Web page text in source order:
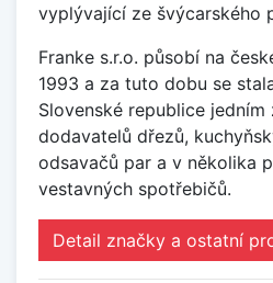
vyplývající ze švýcarského
Franke s.r.o. působí na
1993 a za tuto dobu se
Slovenské republice
dodavatelů dřezů,
odsavačů par a v několika
vestavných spotřebičů.
Detail značky a ostatní